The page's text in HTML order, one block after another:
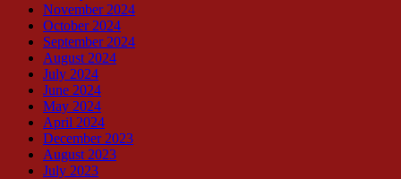
November 2024
October 2024
September 2024
August 2024
July 2024
June 2024
May 2024
April 2024
December 2023
August 2023
July 2023